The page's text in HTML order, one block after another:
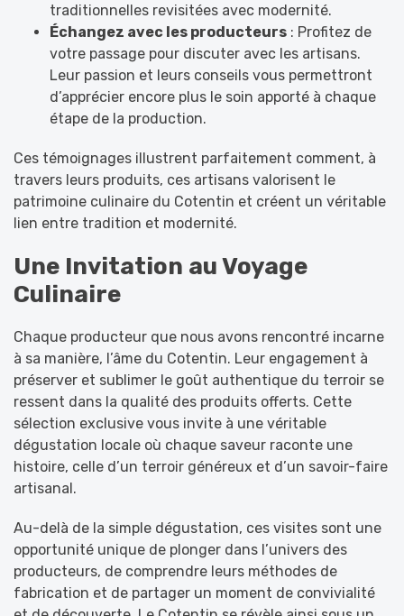
traditionnelles revisitées avec modernité.
Échangez avec les producteurs : Profitez de
votre passage pour discuter avec les artisans.
Leur passion et leurs conseils vous permettront
d’apprécier encore plus le soin apporté à chaque
étape de la production.
Ces témoignages illustrent parfaitement comment, à
travers leurs produits, ces artisans valorisent le
patrimoine culinaire du Cotentin et créent un véritable
lien entre tradition et modernité.
Une Invitation au Voyage
Culinaire
Chaque producteur que nous avons rencontré incarne
à sa manière, l’âme du Cotentin. Leur engagement à
préserver et sublimer le goût authentique du terroir se
ressent dans la qualité des produits offerts. Cette
sélection exclusive vous invite à une véritable
dégustation locale où chaque saveur raconte une
histoire, celle d’un terroir généreux et d’un savoir-faire
artisanal.
Au-delà de la simple dégustation, ces visites sont une
opportunité unique de plonger dans l’univers des
producteurs, de comprendre leurs méthodes de
fabrication et de partager un moment de convivialité